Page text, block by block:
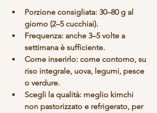
Porzione consigliata: 30–80 g al
giorno (2–5 cucchiai).
Frequenza: anche 3–5 volte a
settimana è sufficiente.
Come inserirlo: come contorno, su
riso integrale, uova, legumi, pesce
o verdure.
Scegli la qualità: meglio kimchi
non pastorizzato e refrigerato, per